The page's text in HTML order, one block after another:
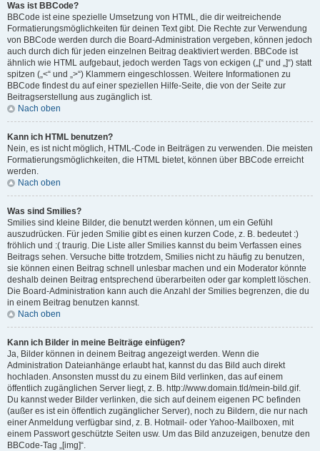
Was ist BBCode?
BBCode ist eine spezielle Umsetzung von HTML, die dir weitreichende
Formatierungsmöglichkeiten für deinen Text gibt. Die Rechte zur Verwendung
von BBCode werden durch die Board-Administration vergeben, können jedoch
auch durch dich für jeden einzelnen Beitrag deaktiviert werden. BBCode ist
ähnlich wie HTML aufgebaut, jedoch werden Tags von eckigen („[“ und „]“) statt
spitzen („<“ und „>“) Klammern eingeschlossen. Weitere Informationen zu
BBCode findest du auf einer speziellen Hilfe-Seite, die von der Seite zur
Beitragserstellung aus zugänglich ist.
Nach oben
Kann ich HTML benutzen?
Nein, es ist nicht möglich, HTML-Code in Beiträgen zu verwenden. Die meisten
Formatierungsmöglichkeiten, die HTML bietet, können über BBCode erreicht
werden.
Nach oben
Was sind Smilies?
Smilies sind kleine Bilder, die benutzt werden können, um ein Gefühl
auszudrücken. Für jeden Smilie gibt es einen kurzen Code, z. B. bedeutet :)
fröhlich und :( traurig. Die Liste aller Smilies kannst du beim Verfassen eines
Beitrags sehen. Versuche bitte trotzdem, Smilies nicht zu häufig zu benutzen,
sie können einen Beitrag schnell unlesbar machen und ein Moderator könnte
deshalb deinen Beitrag entsprechend überarbeiten oder gar komplett löschen.
Die Board-Administration kann auch die Anzahl der Smilies begrenzen, die du
in einem Beitrag benutzen kannst.
Nach oben
Kann ich Bilder in meine Beiträge einfügen?
Ja, Bilder können in deinem Beitrag angezeigt werden. Wenn die
Administration Dateianhänge erlaubt hat, kannst du das Bild auch direkt
hochladen. Ansonsten musst du zu einem Bild verlinken, das auf einem
öffentlich zugänglichen Server liegt, z. B. http://www.domain.tld/mein-bild.gif.
Du kannst weder Bilder verlinken, die sich auf deinem eigenen PC befinden
(außer es ist ein öffentlich zugänglicher Server), noch zu Bildern, die nur nach
einer Anmeldung verfügbar sind, z. B. Hotmail- oder Yahoo-Mailboxen, mit
einem Passwort geschützte Seiten usw. Um das Bild anzuzeigen, benutze den
BBCode-Tag „[img]“.